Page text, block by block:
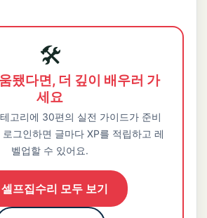
🛠️
됐다면, 더 깊이 배우러 가
세요
고리에 30편의 실전 가이드가 준비
그인하면 글마다 XP를 적립하고 레
벨업할 수 있어요.
프집수리 모두 보기